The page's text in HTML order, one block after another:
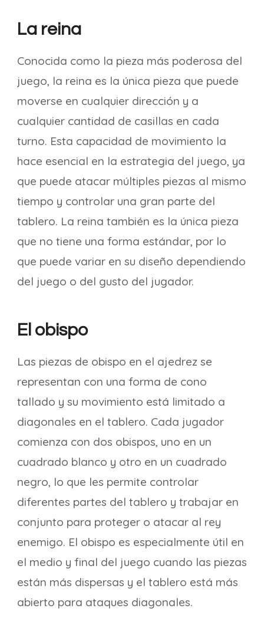
La reina
Conocida como la pieza más poderosa del
juego, la reina es la única pieza que puede
moverse en cualquier dirección y a
cualquier cantidad de casillas en cada
turno. Esta capacidad de movimiento la
hace esencial en la estrategia del juego, ya
que puede atacar múltiples piezas al mismo
tiempo y controlar una gran parte del
tablero. La reina también es la única pieza
que no tiene una forma estándar, por lo
que puede variar en su diseño dependiendo
del juego o del gusto del jugador.
El obispo
Las piezas de obispo en el ajedrez se
representan con una forma de cono
tallado y su movimiento está limitado a
diagonales en el tablero. Cada jugador
comienza con dos obispos, uno en un
cuadrado blanco y otro en un cuadrado
negro, lo que les permite controlar
diferentes partes del tablero y trabajar en
conjunto para proteger o atacar al rey
enemigo. El obispo es especialmente útil en
el medio y final del juego cuando las piezas
están más dispersas y el tablero está más
abierto para ataques diagonales.